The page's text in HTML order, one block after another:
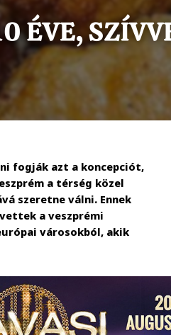
fogják azt a koncepciót,
a térség közel
szeretne válni. Ennek
a veszprémi
városokból, akik